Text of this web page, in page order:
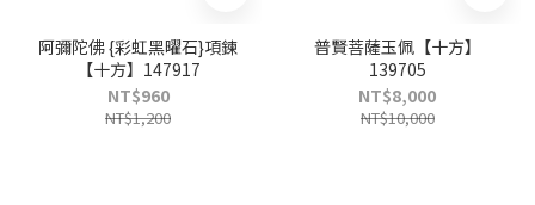
阿彌陀佛 {彩虹黑曜石}項鍊
【十方】147917
NT$960
NT$1,200
普賢菩薩玉佩【十方】
139705
NT$8,000
NT$10,000